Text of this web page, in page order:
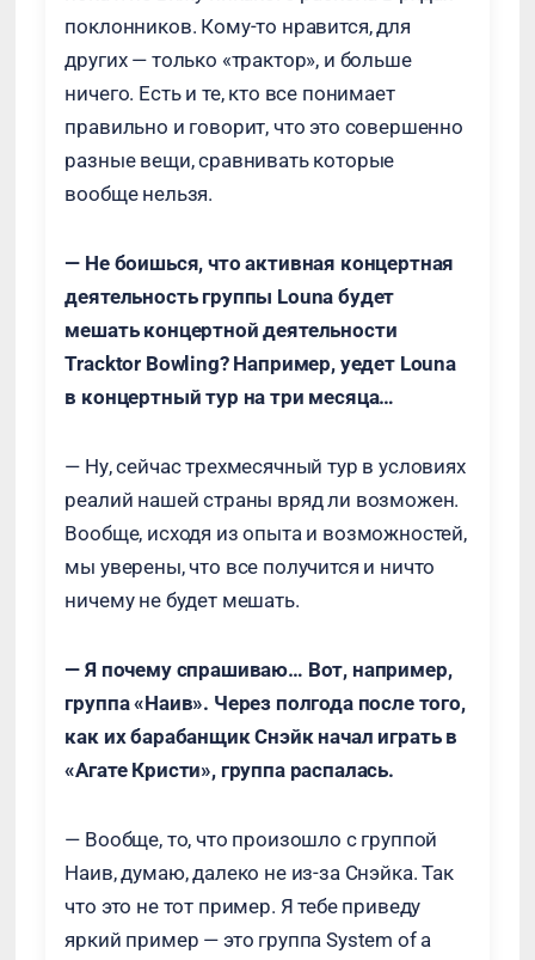
поклонников. Кому-то нравится, для
других — только «трактор», и больше
ничего. Есть и те, кто все понимает
правильно и говорит, что это совершенно
разные вещи, сравнивать которые
вообще нельзя.
— Не боишься, что активная концертная
деятельность группы Louna будет
мешать концертной деятельности
Tracktor Bowling? Например, уедет Louna
в концертный тур на три месяца…
— Ну, сейчас трехмесячный тур в условиях
реалий нашей страны вряд ли возможен.
Вообще, исходя из опыта и возможностей,
мы уверены, что все получится и ничто
ничему не будет мешать.
— Я почему спрашиваю… Вот, например,
группа «Наив». Через полгода после того,
как их барабанщик Снэйк начал играть в
«Агате Кристи», группа распалась.
— Вообще, то, что произошло с группой
Наив, думаю, далеко не из-за Снэйка. Так
что это не тот пример. Я тебе приведу
яркий пример — это группа System of a